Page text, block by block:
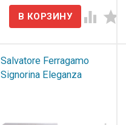
Salvatore Ferragamo
Signorina Eleganza